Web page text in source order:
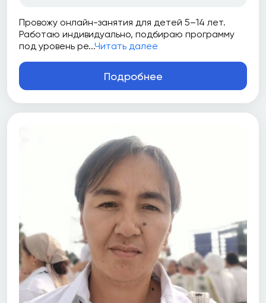
Провожу онлайн-занятия для детей 5–14 лет.
Работаю индивидуально, подбираю программу
под уровень ре...Читать далее
Подробнее